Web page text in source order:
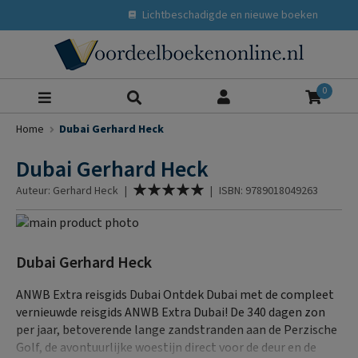
Lichtbeschadigde en nieuwe boeken
0
Home Dubai Gerhard Heck
Dubai Gerhard Heck
Auteur: Gerhard Heck | Waardering:
% of
| ISBN: 9789018049263
Ga
het
van
de
afbeeldingen-
gallerij
naar
begin
van
de
afbeeldingen-
Dubai Gerhard Heck
ANWB Extra reisgids Dubai Ontdek Dubai met de compleet
vernieuwde reisgids ANWB Extra Dubai! De 340 dagen zon
per jaar, betoverende lange zandstranden aan de Perzische
Golf, de avontuurlijke woestijn direct voor de deur en de